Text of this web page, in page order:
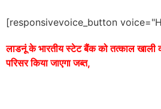
[responsivevoice_button
लाडनूं के भारतीय स्टेट बैंक को तत्काल खाली
परिसर किया जाएगा जब्त,